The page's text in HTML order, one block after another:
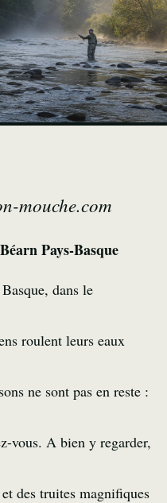
mouche.com
Pays-Basque
dans le
roulent leurs eaux
ne sont pas en reste :
vous. A bien y regarder,
des truites magnifiques